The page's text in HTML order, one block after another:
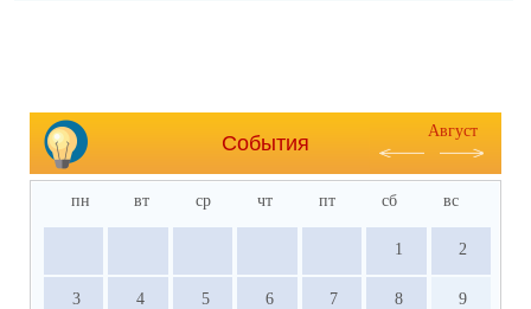
События
Август
пн вт ср чт пт сб вс
1 2
3 4 5 6 7 8 9